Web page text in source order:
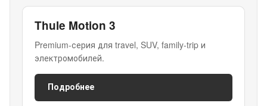
Thule Motion 3
Premium-серия для travel, SUV, family-trip и
электромобилей.
Подробнее